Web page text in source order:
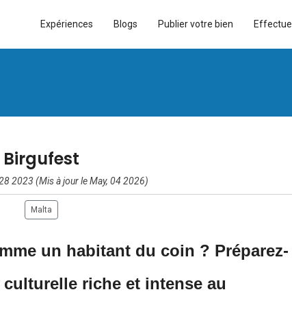
Expériences Blogs Publier votre bien
Birgufest
2023 (Mis à jour le May, 04 2026)
Malta
un habitant du coin ? Préparez-
riche et intense au